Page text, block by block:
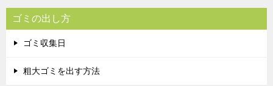
ゴミの出し方
ゴミ収集日
粗大ゴミを出す方法